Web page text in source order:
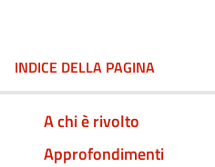
INDICE DELLA PAGINA
A chi è rivolto
Approfondimenti